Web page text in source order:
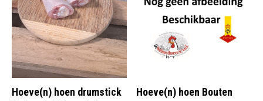
Hoeve(n) hoen drumstick
Hoeve(n) hoen Bouten